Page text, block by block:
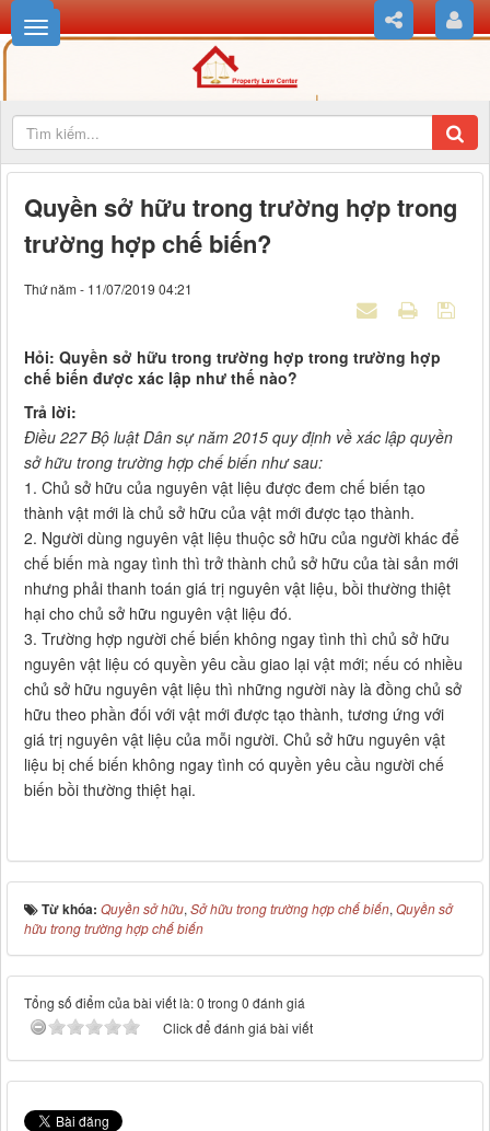
Quyền sở hữu trong trường hợp trong
trường hợp chế biến?
Thứ năm - 11/07/2019 04:21
Hỏi: Quyền sở hữu trong trường hợp trong trường hợp
chế biến được xác lập như thế nào?
Trả lời:
Điều 227 Bộ luật Dân sự năm 2015 quy định về xác lập quyền
sở hữu trong trường hợp chế biến như sau:
1. Chủ sở hữu của nguyên vật liệu được đem chế biến tạo
thành vật mới là chủ sở hữu của vật mới được tạo thành.
2. Người dùng nguyên vật liệu thuộc sở hữu của người khác để
chế biến mà ngay tình thì trở thành chủ sở hữu của tài sản mới
nhưng phải thanh toán giá trị nguyên vật liệu, bồi thường thiệt
hại cho chủ sở hữu nguyên vật liệu đó.
3. Trường hợp người chế biến không ngay tình thì chủ sở hữu
nguyên vật liệu có quyền yêu cầu giao lại vật mới; nếu có nhiều
chủ sở hữu nguyên vật liệu thì những người này là đồng chủ sở
hữu theo phần đối với vật mới được tạo thành, tương ứng với
giá trị nguyên vật liệu của mỗi người. Chủ sở hữu nguyên vật
liệu bị chế biến không ngay tình có quyền yêu cầu người chế
biến bồi thường thiệt hại.
Từ khóa: Quyền sở hữu, Sở hữu trong trường hợp chế biến, Quyền sở
hữu trong trường hợp chế biến
Tổng số điểm của bài viết là: 0 trong 0 đánh giá
Click để đánh giá bài viết